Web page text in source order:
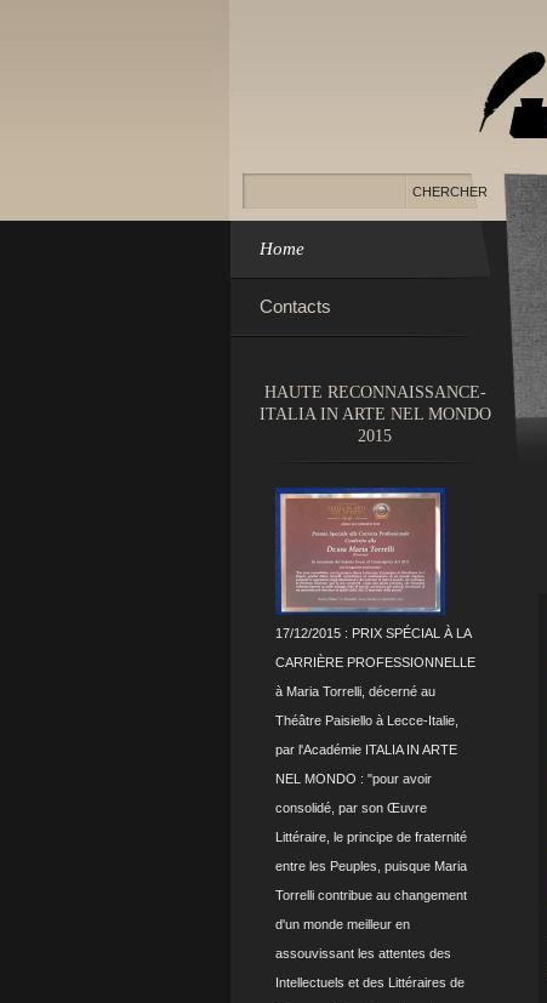
Home
Contacts
HAUTE RECONNAISSANCE-
ITALIA IN ARTE NEL MONDO
2015
17/12/2015 : PRIX SPÉCIAL À LA
CARRIÈRE PROFESSIONNELLE
à Maria Torrelli, décerné au
Théâtre Paisiello à Lecce-Italie,
par l'Académie ITALIA IN ARTE
NEL MONDO : "pour avoir
consolidé, par son Œuvre
Littéraire, le principe de fraternité
entre les Peuples, puisque Maria
Torrelli contribue au changement
d'un monde meilleur en
assouvissant les attentes des
Intellectuels et des Littéraires de